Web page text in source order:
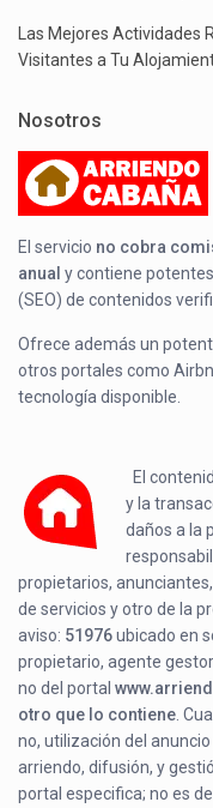
Las Mejores Actividades
Visitantes a Tu
Nosotros
El servicio no cobra
anual y contiene
(SEO) de contenidos
Ofrece además un
otros portales como
tecnología disponible.
El
y la
daños a la
propietarios,
de servicios y otro de la
aviso: 51976ubicado en
propietario, agente
no del portal
otro que lo contiene .
no, utilización del
arriendo, difusión, y
portal especifica; no es